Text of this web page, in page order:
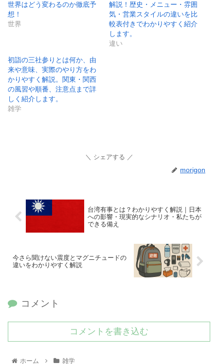
世界はどう変わるのか徹底予
想！
世界
解説！歴史・メニュー・雰囲
気・営業スタイルの違いを比
較表付きでわかりやすく紹介
します。
違い
初詣の三社参りとは何か、由
来や意味、実際のやり方をわ
かりやすく解説。関東・関西
の風習や順番、注意点まで詳
しく紹介します。
雑学
シェアする
morigon
台湾有事とは？わかりやすく解説｜日本
への影響・現実的なシナリオ・私たちが
できる備え
今さら聞けない震度とマグニチュードの
違いをわかりやすく解説
コメント
コメントを書き込む
ホーム 雑学